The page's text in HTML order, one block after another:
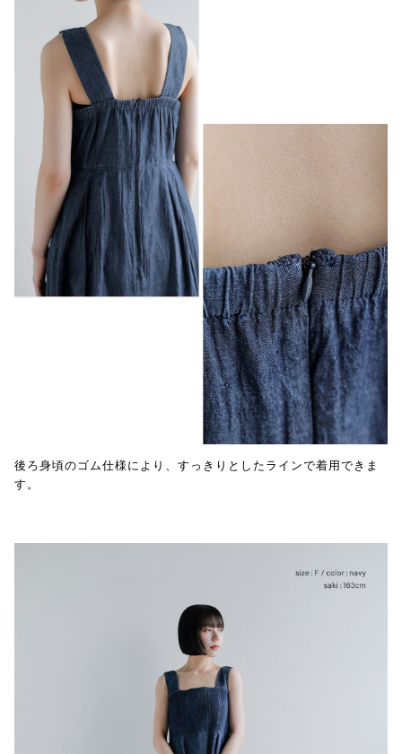
後ろ身頃のゴム仕様により、すっきりとしたラインで着用できま
す。